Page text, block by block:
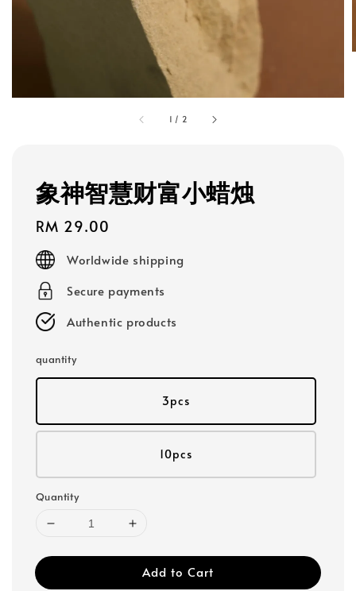
1 / 2
象神智慧财富小蜡烛
Regular
price
RM 29.00
Worldwide shipping
Secure payments
Authentic products
quantity
3pcs
10pcs
Quantity
Add to Cart